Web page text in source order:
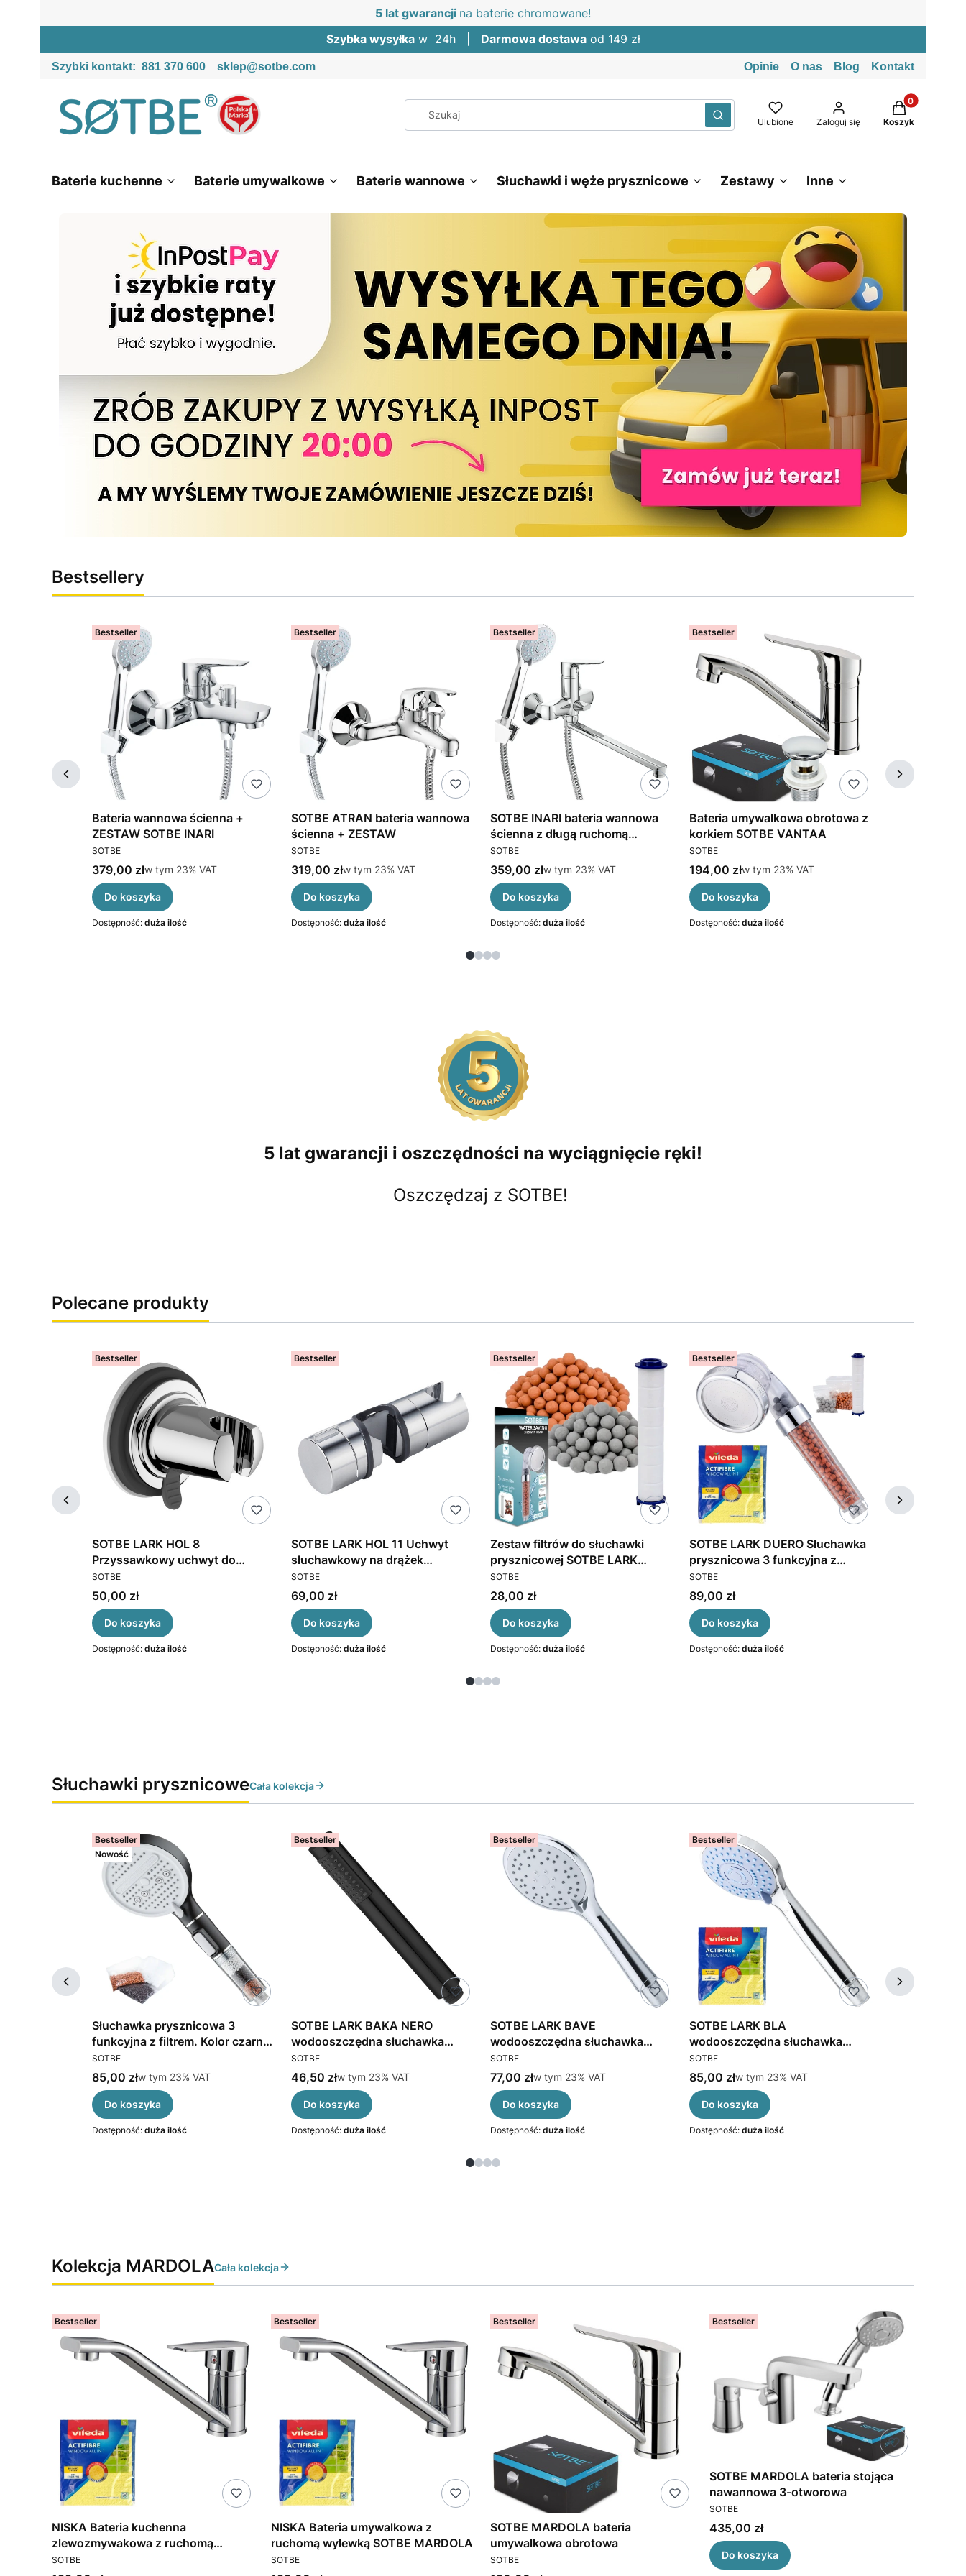
5 lat gwarancji na baterie chromowane!
Szybka wysyłkaw 24h | Darmowa dostawaod 149 zł
Szybki kontakt: 881 370 600 sklep@sotbe.com Opinie O nas Blog Kontakt
WyczyśćSzukaj Ulubione Zaloguj się
Produkty w
Koszyk
Baterie kuchenne Baterie umywalkowe Baterie wannowe Słuchawki i węże prysznicowe Zestawy Inne
Bestsellery
Bestseller
Bateria wannowa ścienna +
ZESTAW SOTBE INARI
PRODUCENT
SOTBE
Cena brutto
379,00 złw tym %s VAT
w tym 23% VAT
Do koszyka
Dostępność: duża ilość
Bestseller
SOTBE ATRAN bateria wannowa
ścienna + ZESTAW
PRODUCENT
SOTBE
Cena brutto
319,00 złw tym %s VAT
w tym 23% VAT
Do koszyka
Dostępność: duża ilość
Bestseller
SOTBE INARI bateria wannowa
ścienna z długą ruchomą
wylewką przełącznik obrotowy
ceramiczny
PRODUCENT
SOTBE
Cena brutto
359,00 złw tym %s VAT
w tym 23% VAT
Do koszyka
Dostępność: duża ilość
Bestseller
Bateria umywalkowa obrotowa z
korkiem SOTBE VANTAA
PRODUCENT
SOTBE
Cena brutto
194,00 złw tym %s VAT
w tym 23% VAT
Do koszyka
Dostępność: duża ilość
5 lat gwarancji i oszczędności na wyciągnięcie ręki!
Oszczędzaj z SOTBE!
Polecane produkty
Bestseller
SOTBE LARK HOL 8
Przyssawkowy uchwyt do
słuchawki prysznicowej kolor
chrom
PRODUCENT
SOTBE
Cena
50,00 zł
Do koszyka
Dostępność: duża ilość
Bestseller
SOTBE LARK HOL 11 Uchwyt
słuchawkowy na drążek
prysznicowy
PRODUCENT
SOTBE
Cena
69,00 zł
Do koszyka
Dostępność: duża ilość
Bestseller
Zestaw filtrów do słuchawki
prysznicowej SOTBE LARK
DUERO. Filtr bawełniany i
kulkowy oczyszczający wodę.
Wkłady wymienne
PRODUCENT
SOTBE
Cena
28,00 zł
Do koszyka
Dostępność: duża ilość
Bestseller
SOTBE LARK DUERO Słuchawka
prysznicowa 3 funkcyjna z
filtrem.
PRODUCENT
SOTBE
Cena
89,00 zł
Do koszyka
Dostępność: duża ilość
Słuchawki prysznicoweCała kolekcja
Bestseller
Nowość
Słuchawka prysznicowa 3
funkcyjna z filtrem. Kolor czarny.
SOTBE LARK NERA
PRODUCENT
SOTBE
Cena brutto
85,00 złw tym %s VAT
w tym 23% VAT
Do koszyka
Dostępność: duża ilość
Bestseller
SOTBE LARK BAKA NERO
wodooszczędna słuchawka
prysznicowa
PRODUCENT
SOTBE
Cena brutto
46,50 złw tym %s VAT
w tym 23% VAT
Do koszyka
Dostępność: duża ilość
Bestseller
SOTBE LARK BAVE
wodooszczędna słuchawka
prysznicowa 3 zakresowa
PRODUCENT
SOTBE
Cena brutto
77,00 złw tym %s VAT
w tym 23% VAT
Do koszyka
Dostępność: duża ilość
Bestseller
SOTBE LARK BLA
wodooszczędna słuchawka
prysznicowa 5 zakresowa
PRODUCENT
SOTBE
Cena brutto
85,00 złw tym %s VAT
w tym 23% VAT
Do koszyka
Dostępność: duża ilość
Kolekcja MARDOLACała kolekcja
Bestseller
NISKA Bateria kuchenna
zlewozmywakowa z ruchomą
wylewką SOTBE MARDOLA
PRODUCENT
SOTBE
Bestseller
NISKA Bateria umywalkowa z
ruchomą wylewką SOTBE MARDOLA
PRODUCENT
SOTBE
Bestseller
SOTBE MARDOLA bateria
umywalkowa obrotowa
PRODUCENT
SOTBE
Bestseller
SOTBE MARDOLA bateria stojąca
nawannowa 3-otworowa
PRODUCENT
SOTBE
Cena
435,00 zł
Do koszyka